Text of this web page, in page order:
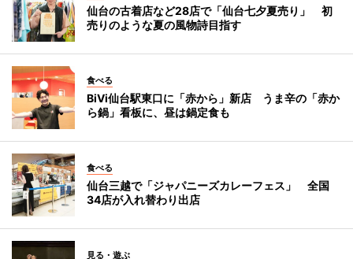
仙台の古着店など28店で「仙台七夕夏売り」 初
売りのような夏の風物詩目指す
食べる
BiVi仙台駅東口に「赤から」新店 うま辛の「赤か
ら鍋」看板に、昼は鍋定食も
食べる
仙台三越で「ジャパニーズカレーフェス」 全国
34店が入れ替わり出店
見る・遊ぶ